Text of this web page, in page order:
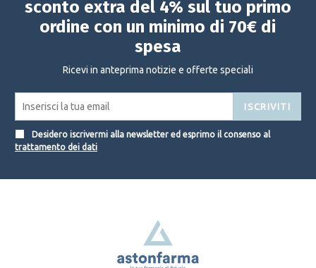
sconto extra del 4% sul tuo primo
ordine con un minimo di 70€ di
spesa
Ricevi in anteprima notizie e offerte speciali
ISCRIVITI
Desidero iscrivermi alla newsletter ed esprimo il consenso al
trattamento dei dati